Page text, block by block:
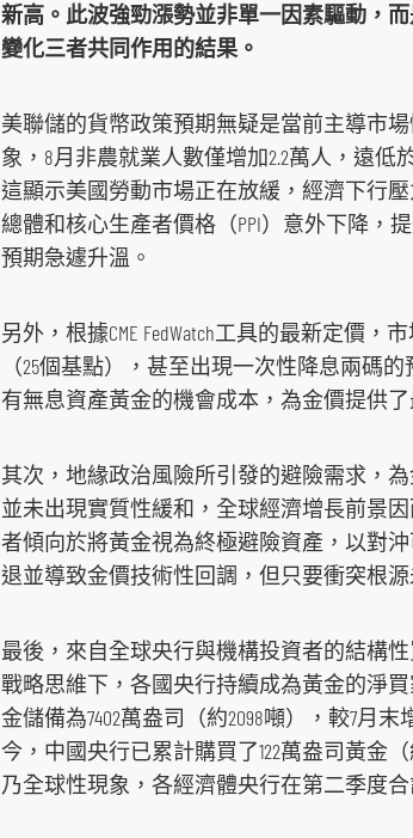
新高。此波強勁漲勢並非單一因素驅動，
變化三者共同作用的結果。
美聯儲的貨幣政策預期無疑是當前主導市
象，8月非農就業人數僅增加2.2萬人，遠低
這顯示美國勞動市場正在放緩，經濟下行
總體和核心生產者價格（PPI）意外下降，
預期急遽升溫。
另外，根據CME FedWatch工具的最新定價
（25個基點），甚至出現一次性降息兩碼
有無息資產黃金的機會成本，為金價提供了
其次，地緣政治風險所引發的避險需求，
並未出現實質性緩和，全球經濟增長前景
者傾向於將黃金視為終極避險資產，以對
退並導致金價技術性回調，但只要衝突根
最後，來自全球央行與機構投資者的結構
戰略思維下，各國央行持續成為黃金的淨
金儲備為7402萬盎司（約2098噸），較7月
今，中國央行已累計購買了122萬盎司黃金（
乃全球性現象，各經濟體央行在第二季度合